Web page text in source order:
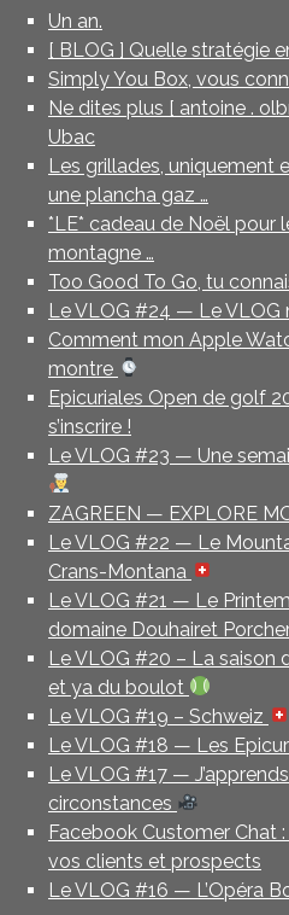
Un an.
[ BLOG ] Quelle stratégie
Simply You Box, vous
Ne dites plus [ antoine .
Ubac
Les grillades, uniquement
une plancha gaz …
*LE* cadeau de Noël pour
montagne …
Too Good To Go, tu
Le VLOG #24 — Le VLOG
Comment mon Apple
montre
Epicuriales Open de golf
s’inscrire !
Le VLOG #23 — Une
ZAGREEN — EXPLORE
Le VLOG #22 — Le
Crans-Montana
Le VLOG #21 — Le
domaine Douhairet
Le VLOG #20 – La saison
et ya du boulot
Le VLOG #19 – Schweiz
Le VLOG #18 — Les
Le VLOG #17 —
circonstances
Facebook Customer Chat
vos clients et prospects
Le VLOG #16 — L’Opéra